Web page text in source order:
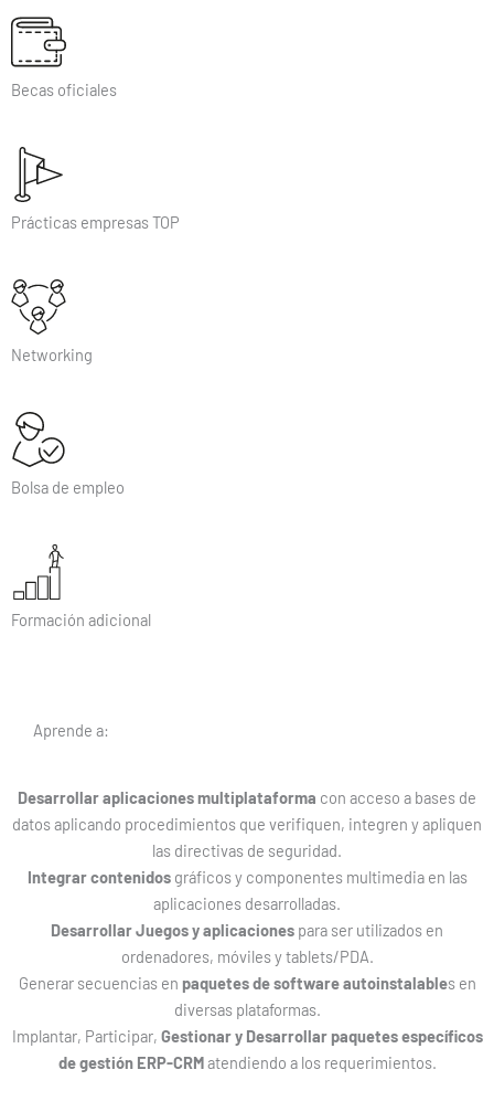
Becas oficiales
Prácticas empresas TOP
Networking
Bolsa de empleo
Formación adicional
Aprende a:
Desarrollar aplicaciones multiplataforma con acceso a bases de
datos aplicando procedimientos que verifiquen, integren y apliquen
las directivas de seguridad.
Integrar contenidosgráficos y componentes multimedia en las
aplicaciones desarrolladas.
Desarrollar Juegos y aplicaciones para ser utilizados en
ordenadores, móviles y tablets/PDA.
Generar secuencias en paquetes de software autoinstalables en
diversas plataformas.
Implantar, Participar, Gestionar y Desarrollar paquetes específicos
de gestión ERP-CRMatendiendo a los requerimientos.